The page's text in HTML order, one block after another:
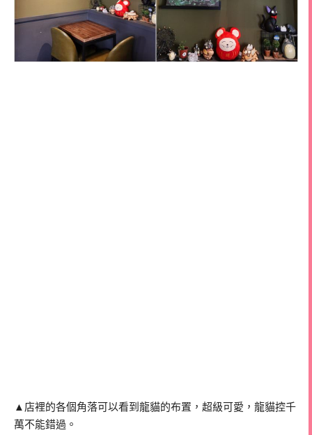
▲店裡的各個角落可以看到龍貓的布置，超級可愛，龍貓控千
萬不能錯過。